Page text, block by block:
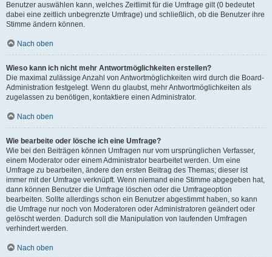
Benutzer auswählen kann, welches Zeitlimit für die Umfrage gilt (0 bedeutet
dabei eine zeitlich unbegrenzte Umfrage) und schließlich, ob die Benutzer ihre
Stimme ändern können.
Nach oben
Wieso kann ich nicht mehr Antwortmöglichkeiten erstellen?
Die maximal zulässige Anzahl von Antwortmöglichkeiten wird durch die Board-
Administration festgelegt. Wenn du glaubst, mehr Antwortmöglichkeiten als
zugelassen zu benötigen, kontaktiere einen Administrator.
Nach oben
Wie bearbeite oder lösche ich eine Umfrage?
Wie bei den Beiträgen können Umfragen nur vom ursprünglichen Verfasser,
einem Moderator oder einem Administrator bearbeitet werden. Um eine
Umfrage zu bearbeiten, ändere den ersten Beitrag des Themas; dieser ist
immer mit der Umfrage verknüpft. Wenn niemand eine Stimme abgegeben hat,
dann können Benutzer die Umfrage löschen oder die Umfrageoption
bearbeiten. Sollte allerdings schon ein Benutzer abgestimmt haben, so kann
die Umfrage nur noch von Moderatoren oder Administratoren geändert oder
gelöscht werden. Dadurch soll die Manipulation von laufenden Umfragen
verhindert werden.
Nach oben